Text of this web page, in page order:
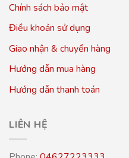
Chính sách bảo mật
Điều khoản sử dụng
Giao nhận & chuyển hàng
Hướng dẫn mua hàng
Hướng dẫn thanh toán
LIÊN HỆ